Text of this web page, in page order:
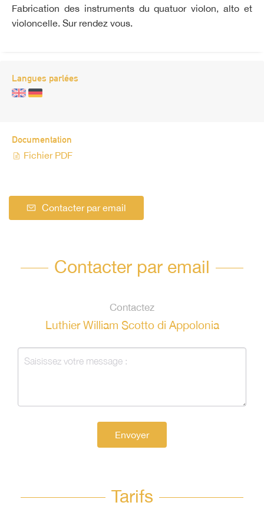
Fabrication des instruments du quatuor violon, alto et
violoncelle. Sur rendez vous.
Langues parlées
Documentation
Fichier PDF
Contacter par email
Contacter par email
Contactez
Luthier William Scotto di Appolonia
Envoyer
Tarifs